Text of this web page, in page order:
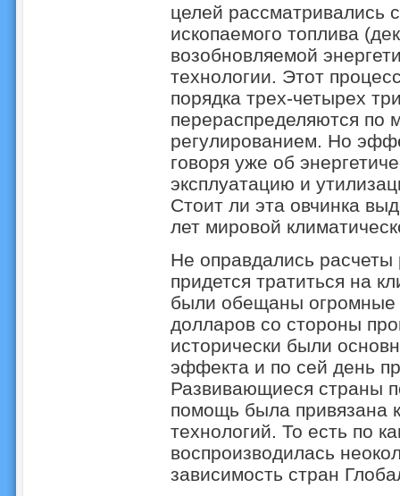
целей рассматривались
ископаемого топлива
возобновляемой
технологии. Этот
порядка трех-четырех
перераспределяются по
регулированием. Но
говоря уже об
эксплуатацию и
Стоит ли эта овчинка
лет мировой
Не оправдались
придется тратиться на
были обещаны
долларов со стороны
исторически были
эффекта и по сей день
Развивающиеся страны
помощь была привязана
технологий. То есть по
воспроизводилась
зависимость стран